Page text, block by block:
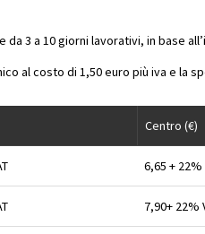
da 3 a 10 giorni lavorativi, in base
al costo di 1,50 euro più iva e la
Centro (€)
6,65 + 22%
7,90+ 22%